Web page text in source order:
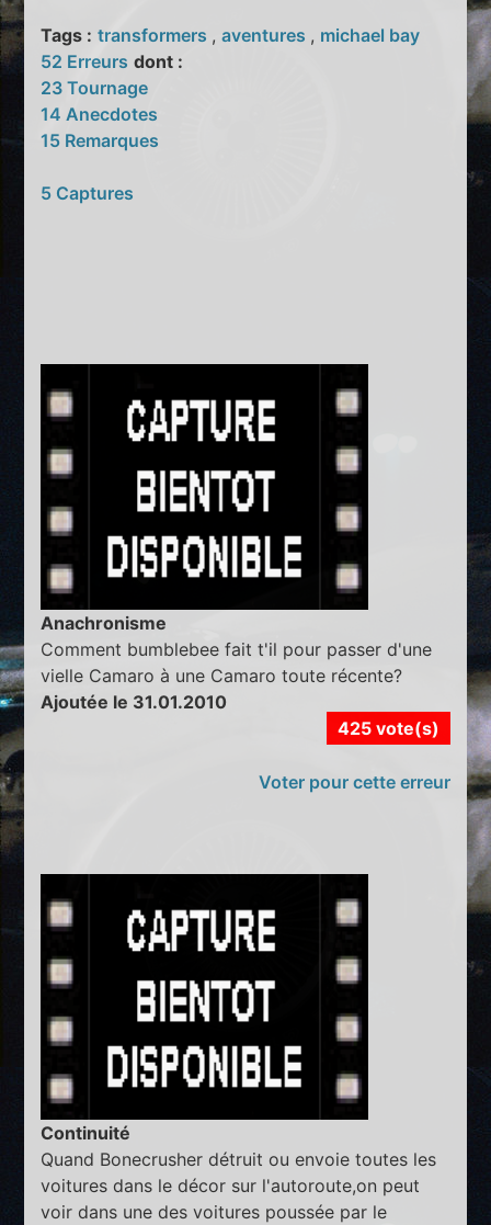
Tags : transformers ,aventures , michael bay
52 Erreurs dont :
23 Tournage
14 Anecdotes
15 Remarques
5 Captures
Anachronisme
Comment bumblebee fait t'il pour passer d'une
vielle Camaro à une Camaro toute récente?
Ajoutée le 31.01.2010
425 vote(s)
Voter pour cette erreur
Continuité
Quand Bonecrusher détruit ou envoie toutes les
voitures dans le décor sur l'autoroute,on peut
voir dans une des voitures poussée par le